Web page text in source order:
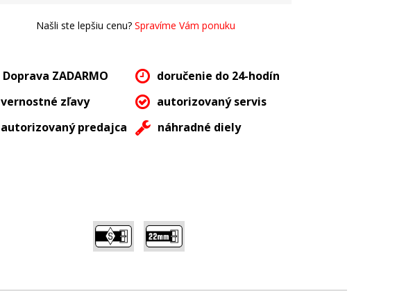
Našli ste lepšiu cenu? Spravíme Vám ponuku
Doprava ZADARMO
doručenie do 24-hodín
vernostné zľavy
autorizovaný servis
autorizovaný predajca
náhradné diely